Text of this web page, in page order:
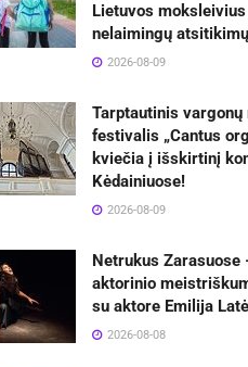
Lietuvos moksleivius
nelaimingų
2026-08-09
Tarptautinis vargonų
festivalis „Cantus
kviečia į išskirtinį
Kėdainiuose!
2026-08-09
Netrukus Zarasuose
aktorinio
su aktore Emilija
2026-08-08